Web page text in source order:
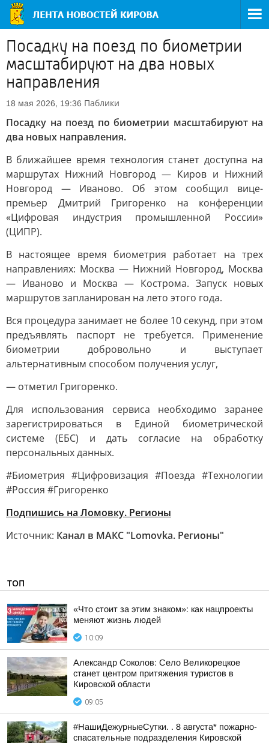
Посадку на поезд по биометрии
масштабируют на два новых
направления
18 мая 2026, 19:36 Паблики
Посадку на поезд по биометрии масштабируют на
два новых направления.
В ближайшее время технология станет доступна на
маршрутах Нижний Новгород — Киров и Нижний
Новгород — Иваново. Об этом сообщил вице-
премьер Дмитрий Григоренко на конференции
«Цифровая индустрия промышленной России»
(ЦИПР).
В настоящее время биометрия работает на трех
направлениях: Москва — Нижний Новгород, Москва
— Иваново и Москва — Кострома. Запуск новых
маршрутов запланирован на лето этого года.
Вся процедура занимает не более 10 секунд, при этом
предъявлять паспорт не требуется. Применение
биометрии добровольно и выступает
альтернативным способом получения услуг,
— отметил Григоренко.
Для использования сервиса необходимо заранее
зарегистрироваться в Единой биометрической
системе (ЕБС) и дать согласие на обработку
персональных данных.
#Биометрия #Цифровизация #Поезда #Технологии
#Россия #Григоренко
Подпишись на Ломовку. Регионы
Источник: Канал в МАКС "Lomovka. Регионы"
ТОП
«Что стоит за этим знаком»: как нацпроекты
меняют жизнь людей
10:09
Александр Соколов: Село Великорецкое
станет центром притяжения туристов в
Кировской области
09:05
#НашиДежурныеСутки. . 8 августа* пожарно-
спасательные подразделения Кировской